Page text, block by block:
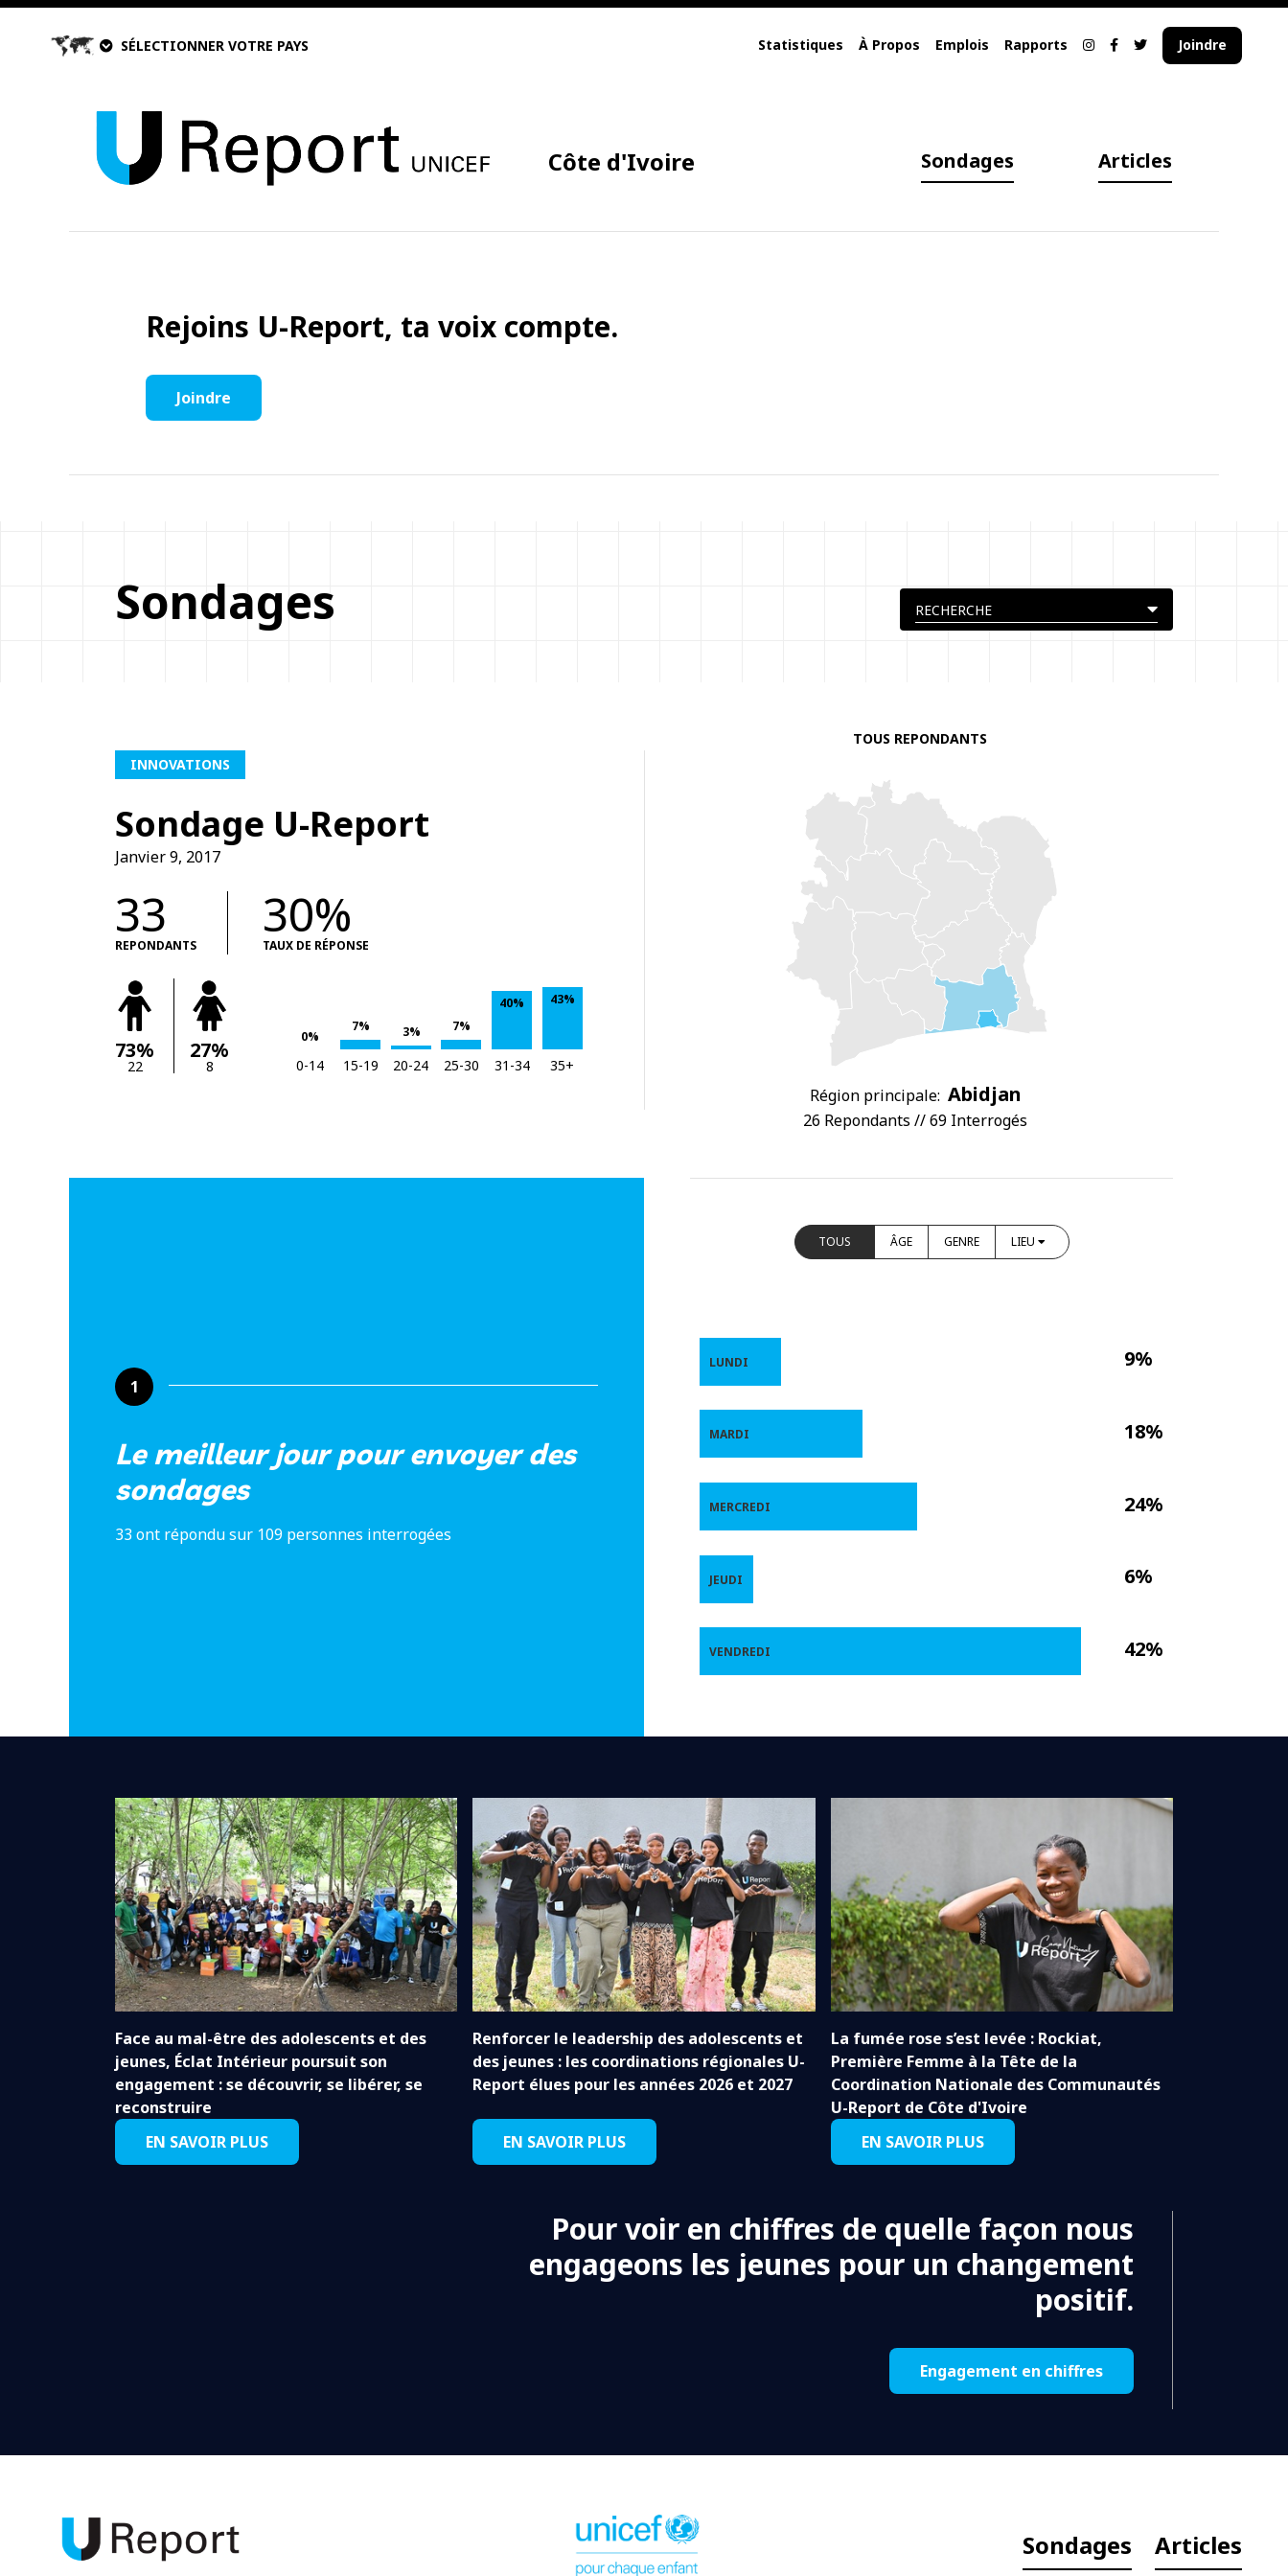
SÉLECTIONNER VOTRE PAYS Statistiques À Propos Emplois Rapports Joindre
Côte d'Ivoire Sondages Articles
Rejoins U-Report, ta voix compte.
Joindre
Sondages
INNOVATIONS
Sondage U-Report
Janvier 9, 2017
33
REPONDANTS
30%
TAUX DE RÉPONSE
73%
22
27%
8
0%
7% 3% 7%
40% 43%
0-14 15-19 20-24 25-30 31-34 35+
TOUS REPONDANTS
Région principale: Abidjan
26 Repondants // 69 Interrogés
1
Le meilleur jour pour envoyer des
sondages
33 ont répondu sur 109 personnes interrogées
TOUS ÂGE GENRE LIEU
9%
18%
24%
6%
42%
LUNDI
MARDI
MERCREDI
JEUDI
VENDREDI
Face au mal-être des adolescents et des
jeunes, Éclat Intérieur poursuit son
engagement : se découvrir, se libérer, se
reconstruire
EN SAVOIR PLUS
Renforcer le leadership des adolescents et
des jeunes : les coordinations régionales U-
Report élues pour les années 2026 et 2027
EN SAVOIR PLUS
La fumée rose s’est levée : Rockiat,
Première Femme à la Tête de la
Coordination Nationale des Communautés
U-Report de Côte d'Ivoire
EN SAVOIR PLUS
Pour voir en chiffres de quelle façon nous
engageons les jeunes pour un changement
positif.
Engagement en chiffres
Sondages Articles